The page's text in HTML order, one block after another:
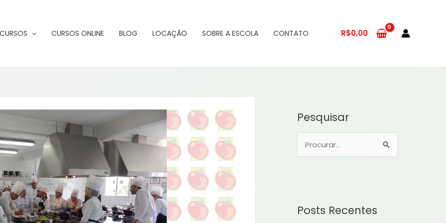
CURSOS CURSOS ONLINE BLOG LOCAÇÃO SOBRE A ESCOLA CONTATO R$0,00
Pesquisar
u
Posts Recentes